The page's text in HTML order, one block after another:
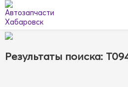
Результаты поиска: